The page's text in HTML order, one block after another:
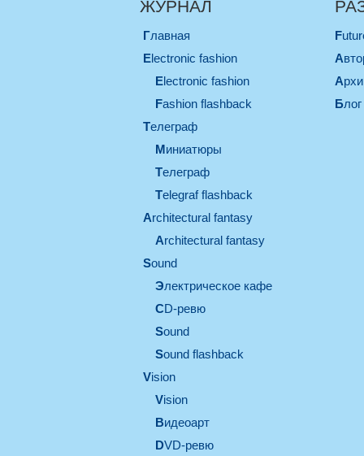
ЖУРНАЛ
Главная
electronic fashion
electronic fashion
Fashion flashback
телеграф
миниатюры
телеграф
Telegraf flashback
architectural fantasy
architectural fantasy
sound
электрическое кафе
CD-ревю
sound
Sound flashback
vision
vision
видеоарт
DVD-ревю
Блог